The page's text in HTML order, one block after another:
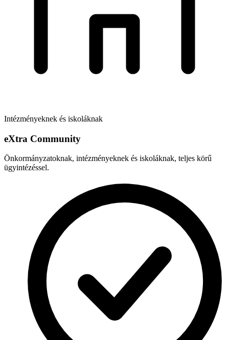
Intézményeknek és iskoláknak
eXtra Community
Önkormányzatoknak, intézményeknek és iskoláknak, teljes körű
ügyintézéssel.